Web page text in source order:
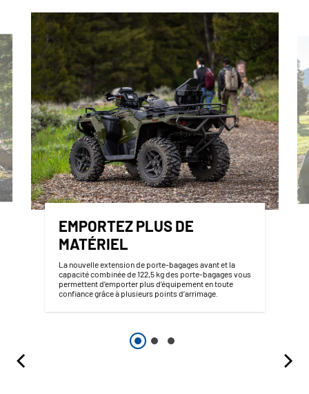
EMPORTEZ PLUS DE
MATÉRIEL
La nouvelle extension de porte-bagages avant et la
capacité combinée de 122,5 kg des porte-bagages vous
permettent d’emporter plus d’équipement en toute
confiance grâce à plusieurs points d’arrimage.